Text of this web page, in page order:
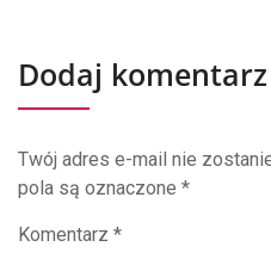
Dodaj komentarz
Twój adres e-mail nie
pola są oznaczone *
Komentarz *